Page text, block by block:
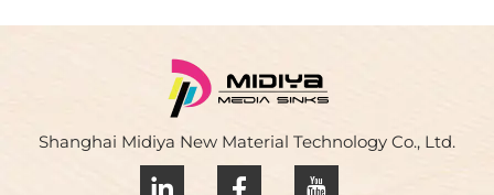
Shanghai Midiya New Material Technology Co., Ltd.